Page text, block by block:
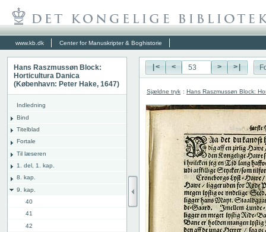
www.kb.dk Center for Manuskripter & Boghistorie
Hans Raszmussøn Block:
Horticultura Danica
(København: Peter Hake, 1647)
Indledning
Bind
Titelblad
Fortale
Til læseren
1. del, 1. kap.
8. kap.
9. kap.
40
41
42
|< < > >|
Sjældne tryk : Hans Raszmussøn Block: